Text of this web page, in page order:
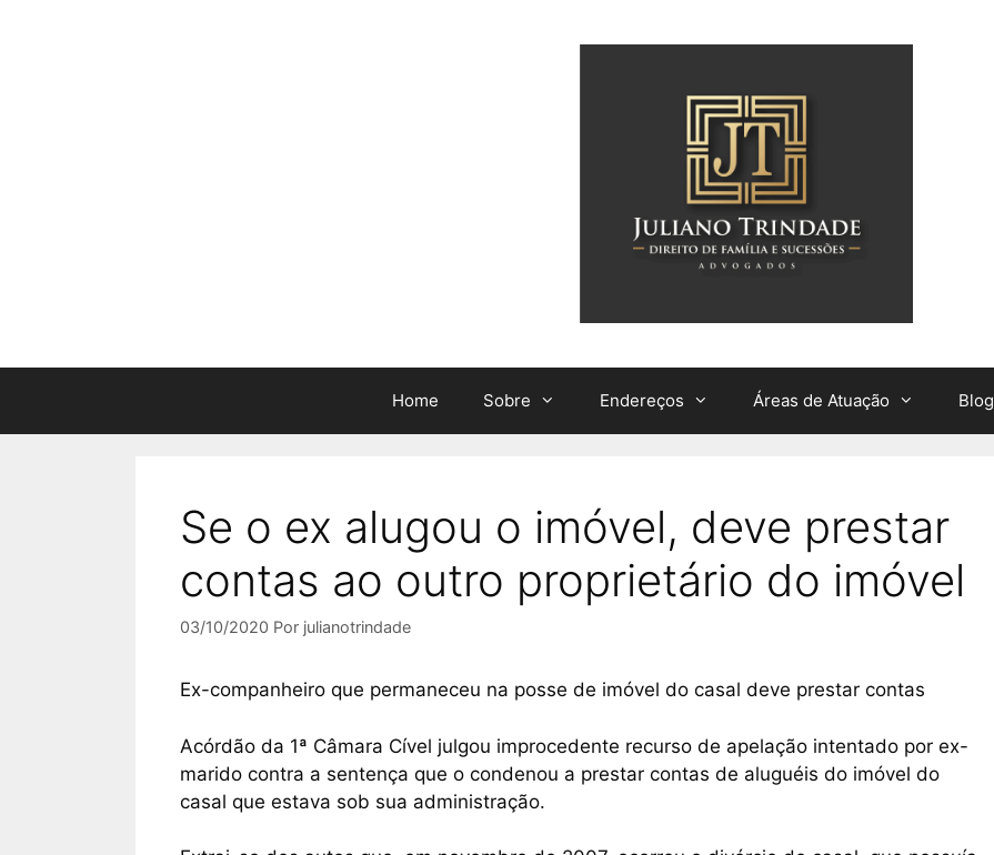
Home Sobre Endereços Áreas de Atuação Blog
Se o ex alugou o imóvel, deve prestar
contas ao outro proprietário do imóvel
03/10/2020 Por julianotrindade
Ex-companheiro que permaneceu na posse de imóvel do casal deve prestar contas
Acórdão da 1ª Câmara Cível julgou improcedente recurso de apelação intentado por ex-
marido contra a sentença que o condenou a prestar contas de aluguéis do imóvel do
casal que estava sob sua administração.